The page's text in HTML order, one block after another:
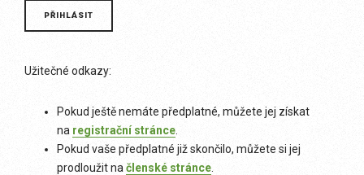
Užitečné odkazy:
Pokud ještě nemáte předplatné, můžete jej získat
na registrační stránce
Pokud vaše předplatné již skončilo, můžete si jej
prodloužit na členské stránce